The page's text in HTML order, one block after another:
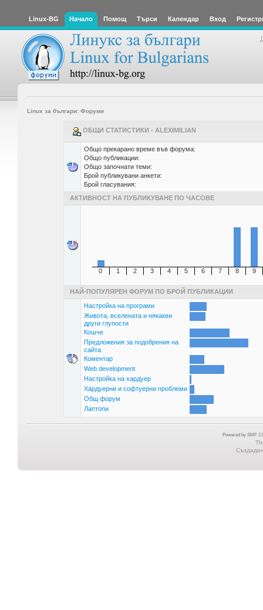
Linux-BG Начало Помощ Търси Календар Вход
Linux за българи: Форуми
ОБЩИ СТАТИСТИКИ - ALEXIMILIAN
Общо прекарано време във форума:
Общо публикации:
Общо започнати теми:
Брой публикувани анкети:
Брой гласувания:
АКТИВНОСТ НА ПУБЛИКУВАНЕ ПО ЧАСОВЕ
0 1 2 3 4 5 6 7 8 9
НАЙ-ПОПУЛЯРЕН ФОРУМ ПО БРОЙ ПУБЛИКАЦИИ
Настройка на програми
Живота, вселената и някакви
други глупости
Кошче
Предложения за подобрения на
сайта
Коментар
Web development
Настройка на хардуер
Хардуерни и софтуерни проблеми
Общ форум
Лаптопи
Powered by SMF